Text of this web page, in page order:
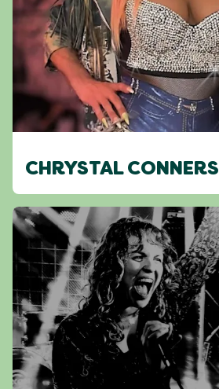
CHRYSTAL CONNERS